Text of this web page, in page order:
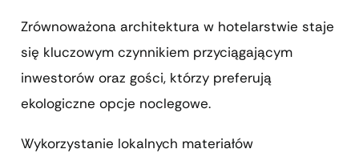
Zrównoważona architektura w hotelarstwie staje
się kluczowym czynnikiem przyciągającym
inwestorów oraz gości, którzy preferują
ekologiczne opcje noclegowe.
Wykorzystanie lokalnych materiałów